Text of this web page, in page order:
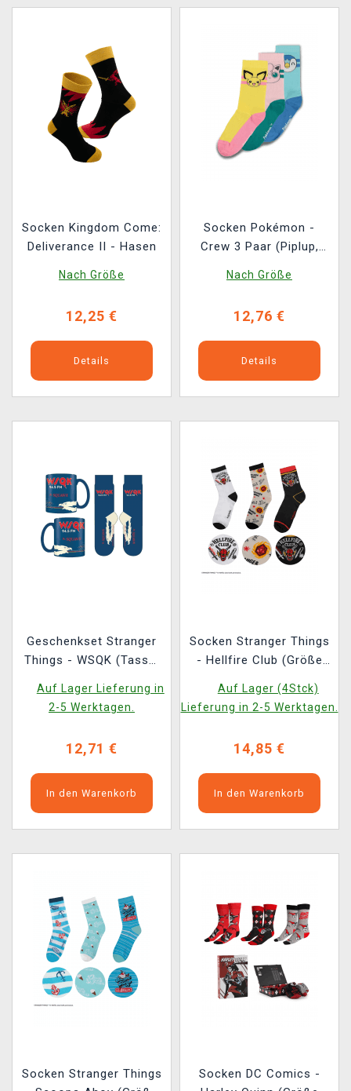
Socken Kingdom Come:
Deliverance II - Hasen
Nach Größe
12,25 €
Details
Socken Pokémon -
Crew 3 Paar (Piplup,
Nach Größe
12,76 €
Details
Geschenkset Stranger
Things - WSQK (Tasse,
Auf Lager Lieferung in
2-5 Werktagen.
12,71 €
In den Warenkorb
Socken Stranger Things
- Hellfire Club (Größe
Auf Lager (4Stck)
Lieferung in 2-5 Werktagen.
14,85 €
In den Warenkorb
Socken Stranger Things
Socken DC Comics -